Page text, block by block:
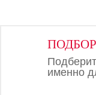
именно